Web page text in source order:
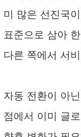
미 많은 선진국
표준으로 삼아
다른 쪽에서 서
자동 전환이 아
점에서 이미 글